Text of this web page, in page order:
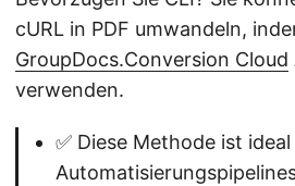
cURL in PDF umwandeln,
GroupDocs.Conversion Cloud
verwenden.
✅ Diese Methode ist